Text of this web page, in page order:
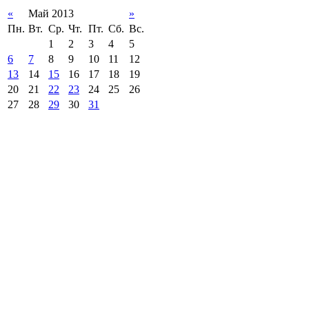
« Май 2013
»
Пн. Вт. Ср. Чт. Пт. Сб. Вс.
1
2 3 4
5
6
7 8 9 10 11
12
13
14 15 16 17 18
19
20
21 22 23 24 25
26
27
28 29 30 31